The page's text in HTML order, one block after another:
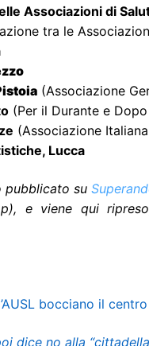
Associazioni di
tra le
(Associazione
(Per il Durante e
(Associazione
Lucca
pubblicato su
e viene qui
bocciano il centro
dice no alla